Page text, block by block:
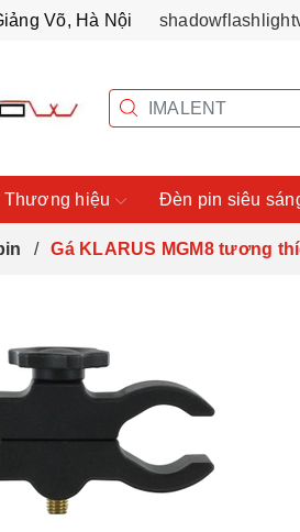
Võ, Hà Nội
Thương hiệu Đèn pin siêu
Gá KLARUS MGM8 tương